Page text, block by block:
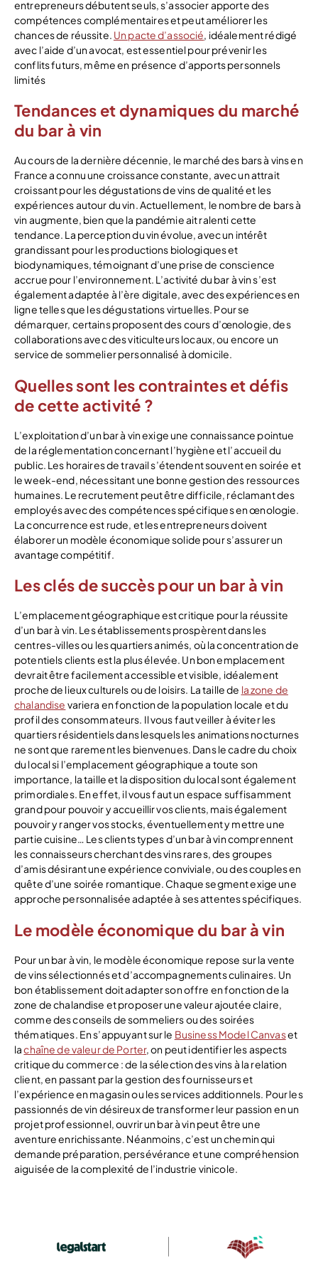
entrepreneurs débutent seuls, s’associer apporte des
compétences complémentaires et peut améliorer les
chances de réussite. Un pacte d’associé, idéalement rédigé
avec l’aide d’un avocat, est essentiel pour prévenir les
conflits futurs, même en présence d’apports personnels
limités
Tendances et dynamiques du marché
du bar à vin
Au cours de la dernière décennie, le marché des bars à vins en
France a connu une croissance constante, avec un attrait
croissant pour les dégustations de vins de qualité et les
expériences autour du vin. Actuellement, le nombre de bars à
vin augmente, bien que la pandémie ait ralenti cette
tendance. La perception du vin évolue, avec un intérêt
grandissant pour les productions biologiques et
biodynamiques, témoignant d’une prise de conscience
accrue pour l’environnement. L’activité du bar à vin s’est
également adaptée à l’ère digitale, avec des expériences en
ligne telles que les dégustations virtuelles. Pour se
démarquer, certains proposent des cours d’œnologie, des
collaborations avec des viticulteurs locaux, ou encore un
service de sommelier personnalisé à domicile.
Quelles sont les contraintes et défis
de cette activité ?
L’exploitation d’un bar à vin exige une connaissance pointue
de la réglementation concernant l’hygiène et l’accueil du
public. Les horaires de travail s’étendent souvent en soirée et
le week-end, nécessitant une bonne gestion des ressources
humaines. Le recrutement peut être difficile, réclamant des
employés avec des compétences spécifiques en œnologie.
La concurrence est rude, et les entrepreneurs doivent
élaborer un modèle économique solide pour s’assurer un
avantage compétitif.
Les clés de succès pour un bar à vin
L’emplacement géographique est critique pour la réussite
d’un bar à vin. Les établissements prospèrent dans les
centres-villes ou les quartiers animés, où la concentration de
potentiels clients est la plus élevée. Un bon emplacement
devrait être facilement accessible et visible, idéalement
proche de lieux culturels ou de loisirs. La taille de la zone de
chalandise variera en fonction de la population locale et du
profil des consommateurs. Il vous faut veiller à éviter les
quartiers résidentiels dans lesquels les animations nocturnes
ne sont que rarement les bienvenues. Dans le cadre du choix
du local si l’emplacement géographique a toute son
importance, la taille et la disposition du local sont également
primordiales. En effet, il vous faut un espace suffisamment
grand pour pouvoir y accueillir vos clients, mais également
pouvoir y ranger vos stocks, éventuellement y mettre une
partie cuisine… Les clients types d’un bar à vin comprennent
les connaisseurs cherchant des vins rares, des groupes
d’amis désirant une expérience conviviale, ou des couples en
quête d’une soirée romantique. Chaque segment exige une
approche personnalisée adaptée à ses attentes spécifiques.
Le modèle économique du bar à vin
Pour un bar à vin, le modèle économique repose sur la vente
de vins sélectionnés et d’accompagnements culinaires. Un
bon établissement doit adapter son offre en fonction de la
zone de chalandise et proposer une valeur ajoutée claire,
comme des conseils de sommeliers ou des soirées
thématiques. En s’appuyant sur le Business Model Canvaset
lachaîne de valeur de Porter, on peut identifier les aspects
critique du commerce : de la sélection des vins à la relation
client, en passant par la gestion des fournisseurs et
l’expérience en magasin ou les services additionnels. Pour les
passionnés de vin désireux de transformer leur passion en un
projet professionnel, ouvrir un bar à vin peut être une
aventure enrichissante. Néanmoins, c’est un chemin qui
demande préparation, persévérance et une compréhension
aiguisée de la complexité de l’industrie vinicole.